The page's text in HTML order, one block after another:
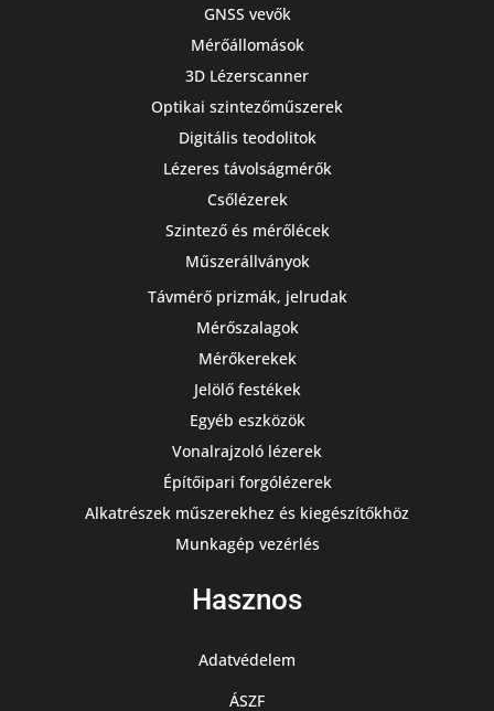
GNSS vevők
Mérőállomások
3D Lézerscanner
Optikai szintezőműszerek
Digitális teodolitok
Lézeres távolságmérők
Csőlézerek
Szintező és mérőlécek
Műszerállványok
Távmérő prizmák, jelrudak
Mérőszalagok
Mérőkerekek
Jelölő festékek
Egyéb eszközök
Vonalrajzoló lézerek
Építőipari forgólézerek
Alkatrészek műszerekhez és kiegészítőkhöz
Munkagép vezérlés
Hasznos
Adatvédelem
ÁSZF